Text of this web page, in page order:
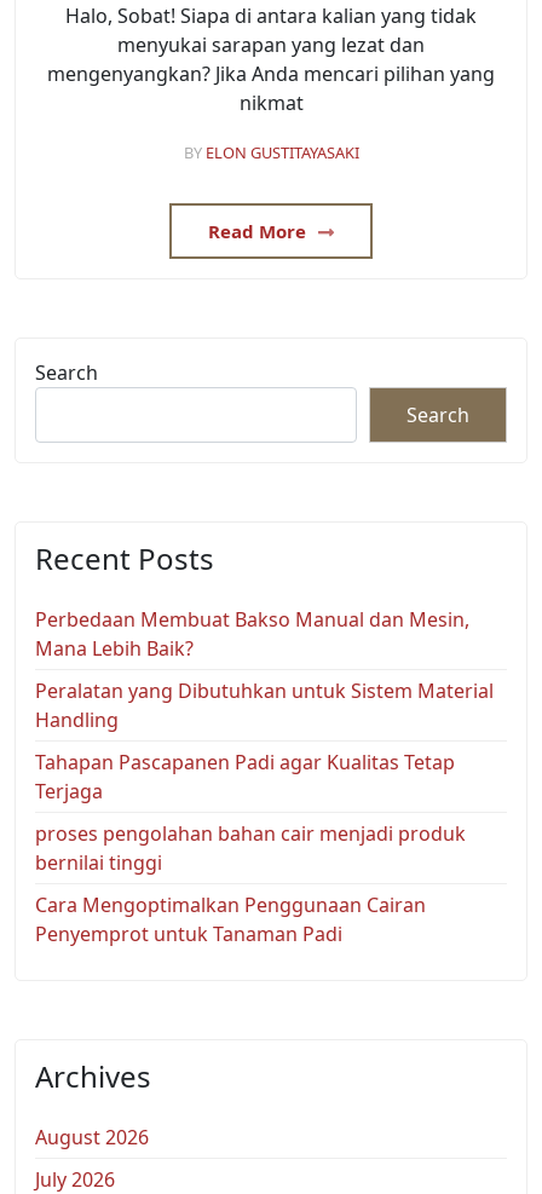
Halo, Sobat! Siapa di antara kalian yang tidak
menyukai sarapan yang lezat dan
mengenyangkan? Jika Anda mencari pilihan yang
nikmat
BY ELON GUSTITAYASAKI
Read More
Search
Search
Recent Posts
Perbedaan Membuat Bakso Manual dan Mesin,
Mana Lebih Baik?
Peralatan yang Dibutuhkan untuk Sistem Material
Handling
Tahapan Pascapanen Padi agar Kualitas Tetap
Terjaga
proses pengolahan bahan cair menjadi produk
bernilai tinggi
Cara Mengoptimalkan Penggunaan Cairan
Penyemprot untuk Tanaman Padi
Archives
August 2026
July 2026